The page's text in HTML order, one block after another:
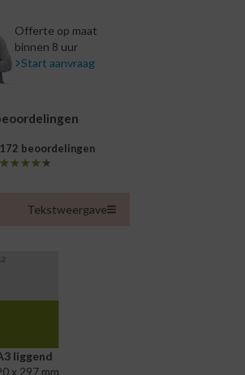
Offerte op maat
binnen 8 uur
Start aanvraag
172 beoordelingen
★★★★★
★★★★★
Tekstweergave
liggend
x 297 mm